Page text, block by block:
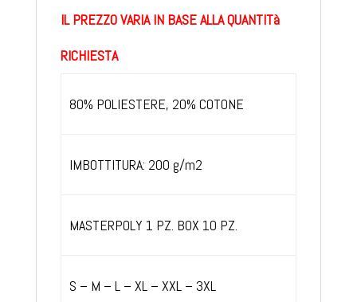
IL PREZZO VARIA IN BASE ALLA QUANTITà
RICHIESTA
80% POLIESTERE, 20% COTONE
IMBOTTITURA: 200 g/m2
MASTERPOLY 1 PZ. BOX 10 PZ.
S – M – L – XL – XXL – 3XL